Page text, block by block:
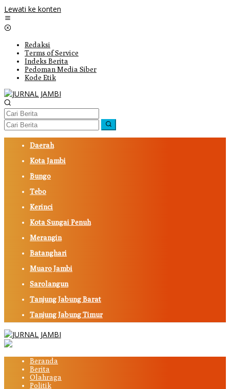
Lewati ke konten
Redaksi
Terms of Service
Indeks Berita
Pedoman Media Siber
Kode Etik
Daerah
Kota Jambi
Bungo
Tebo
Kerinci
Kota Sungai Penuh
Merangin
Batanghari
Muaro Jambi
Sarolangun
Tanjung Jabung Barat
Tanjung Jabung Timur
Beranda
Berita
Olahraga
Politik